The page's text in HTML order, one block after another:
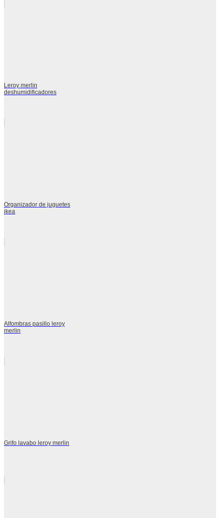
Leroy merlin
deshumidificadores
Organizador de juguetes
ikea
Alfombras pasillo leroy
merlin
Grifo lavabo leroy merlin